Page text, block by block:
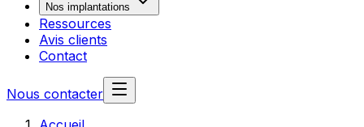
Nos implantations
Ressources
Avis clients
Contact
Nous contacter